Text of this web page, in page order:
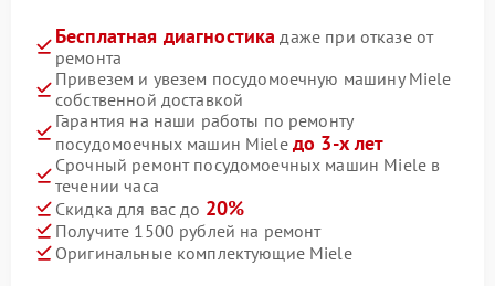
Бесплатная диагностика даже при отказе от
ремонта
Привезем и увезем посудомоечную машину Miele
собственной доставкой
Гарантия на наши работы по ремонту
посудомоечных машин Miele до 3-х лет
Срочный ремонт посудомоечных машин Miele в
течении часа
Скидка для вас до 20%
Получите 1500 рублей на ремонт
Оригинальные комплектующие Miele